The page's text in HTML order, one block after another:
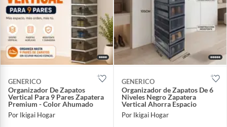
GENERICO
Organizador De Zapatos
Vertical Para 9 Pares Zapatera
Premium - Color Ahumado
Por Ikigai Hogar
GENERICO
Organizador de Zapatos De 6
Niveles Negro Zapatera
Vertical Ahorra Espacio
Por Ikigai Hogar